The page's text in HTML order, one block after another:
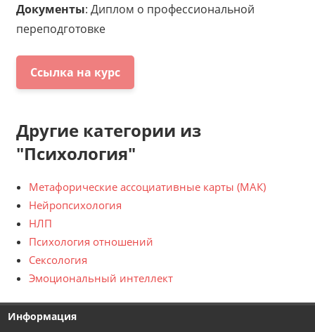
Документы: Диплом о профессиональной
переподготовке
Ссылка на курс
Другие категории из
"Психология"
Метафорические ассоциативные карты (МАК)
Нейропсихология
НЛП
Психология отношений
Сексология
Эмоциональный интеллект
Информация